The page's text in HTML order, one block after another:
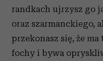
randkach ujrzysz go
oraz szarmanckiego,
przekonasz się, że
fochy i bywa